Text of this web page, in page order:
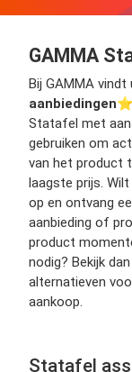
GAMMA
Bij GAMMA
aanbiedingen
Statafel met
gebruiken om
van het product
laagste prijs.
op en ontvang
aanbieding of
product
nodig? Bekijk
alternatieven
aankoop.
Statafel